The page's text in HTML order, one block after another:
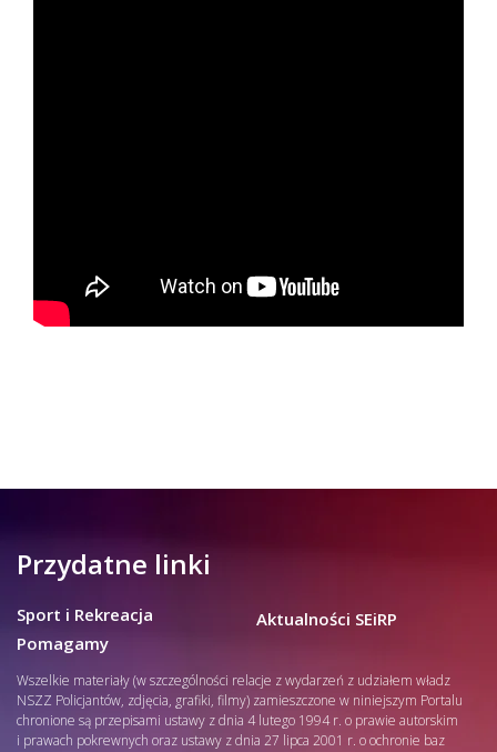
Przydatne linki
Sport i Rekreacja
Pomagamy
Aktualności SEiRP
Wszelkie materiały (w szczególności relacje z wydarzeń z udziałem władz
NSZZ Policjantów, zdjęcia, grafiki, filmy) zamieszczone w niniejszym Portalu
chronione są przepisami ustawy z dnia 4 lutego 1994 r. o prawie autorskim
i prawach pokrewnych oraz ustawy z dnia 27 lipca 2001 r. o ochronie baz